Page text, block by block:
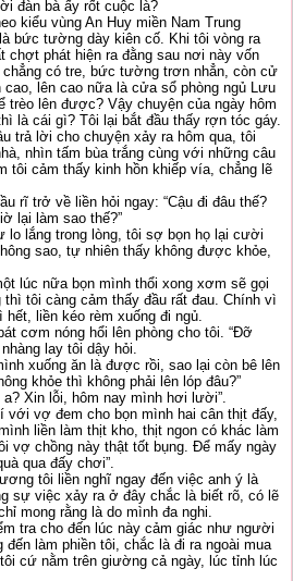
đàn bà ấy rốt cuộc là?
kiểu vùng An Huy miền Nam Trung
bức tường dày kiên cố. Khi tôi vòng ra
chợt phát hiện ra đằng sau nơi này vốn
có tre, bức tường trơn nhẳn, còn cử
lên cao nữa là cửa sổ phòng ngủ Lưu
trèo lên được? Vậy chuyện của ngày hôm
là cái gì? Tôi lại bắt đầu thấy rợn tóc gáy.
trả lời cho chuyện xảy ra hôm qua, tôi
nhìn tấm bùa trắng cùng với những câu
tôi cảm thấy kinh hồn khiếp vía, chẳng lẽ
rĩ trở về liền hỏi ngay: “Cậu đi đâu thế?
lại làm sao thế?”
lo lắng trong lòng, tôi sợ bọn họ lại cười
sao, tự nhiên thấy không được khỏe,
lúc nữa bọn mình thổi xong xơm sẽ gọi
thì tôi càng cảm thấy đầu rất đau. Chính vì
liền kéo rèm xuống đi ngủ.
cơm nóng hổi lên phòng cho tôi. “Đỡ
lay tôi dậy hỏi.
xuống ăn là được rồi, sao lại còn bê lên
khỏe thì không phải lên lóp đâu?”
a? Xin lỗi, hôm nay mình hơi lười”.
với vợ đem cho bọn mình hai cân thịt đấy,
liền làm thịt kho, thịt ngon có khác làm
vợ chồng này thật tốt bụng. Để mấy ngày
qua đấy chơi”.
tôi liền nghĩ ngay đến việc anh ý là
sự việc xảy ra ở đây chắc là biết rõ, có lẽ
mong rằng là do mình đa nghi.
tra cho đến lúc này cảm giác như người
đến làm phiền tôi, chắc là đi ra ngoài mua
cứ nằm trên giường cả ngày, lúc tỉnh lúc